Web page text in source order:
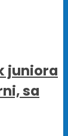
juniora
sa